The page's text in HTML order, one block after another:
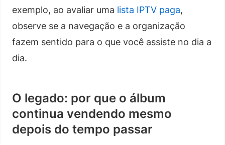
exemplo, ao avaliar uma lista IPTV paga,
observe se a navegação e a organização
fazem sentido para o que você assiste no dia a
dia.
O legado: por que o álbum
continua vendendo mesmo
depois do tempo passar